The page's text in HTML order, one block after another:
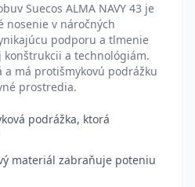
Suecos ALMA NAVY 43 je
nosenie v náročných
podporu a tlmenie
konštrukcii a technológiám.
má protišmykovú podrážku
prostredia.
podrážka, ktorá
materiál zabraňuje poteniu